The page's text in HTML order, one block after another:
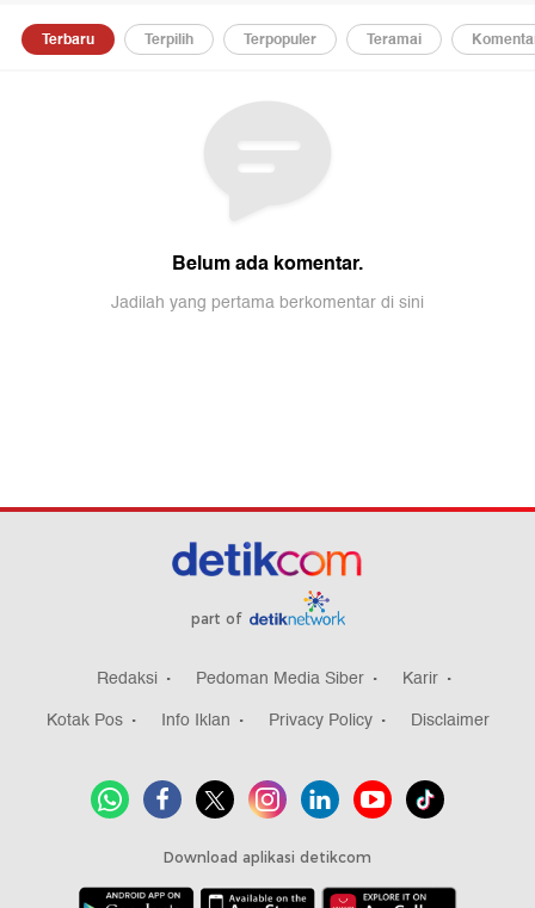
part of
Redaksi Pedoman Media Siber
Karir
Kotak Pos
Info Iklan Privacy Policy Disclaimer
Download aplikasi detikcom